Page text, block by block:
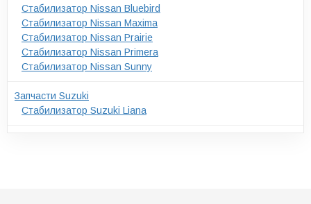
Стабилизатор Nissan Bluebird
Стабилизатор Nissan Maxima
Стабилизатор Nissan Prairie
Стабилизатор Nissan Primera
Стабилизатор Nissan Sunny
Запчасти Suzuki
Стабилизатор Suzuki Liana